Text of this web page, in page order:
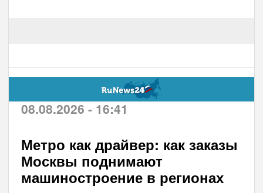
08.08.2026 - 16:41
Метро как драйвер: как заказы
Москвы поднимают
машиностроение в регионах